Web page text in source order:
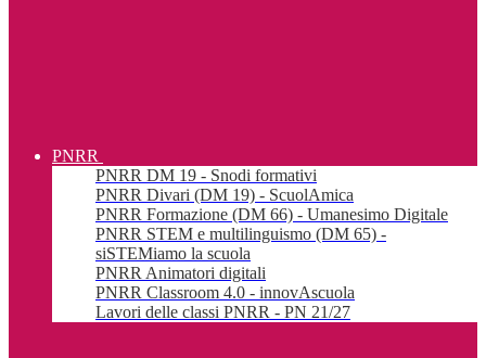
PNRR
PNRR DM 19 - Snodi formativi
PNRR Divari (DM 19) - ScuolAmica
PNRR Formazione (DM 66) - Umanesimo Digitale
PNRR STEM e multilinguismo (DM 65) -
siSTEMiamo la scuola
PNRR Animatori digitali
PNRR Classroom 4.0 - innovAscuola
Lavori delle classi PNRR - PN 21/27